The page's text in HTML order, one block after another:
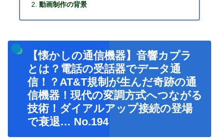
動画制作の背景
【懐かしの通信機器】音響カプラ
とは？電話の受話器でデータ通
信！？AT&T規制が生んだ奇跡の通
信機器！現代の変調方式へつながる
技術！ダイアルアップ接続の登場
で衰退… No.194